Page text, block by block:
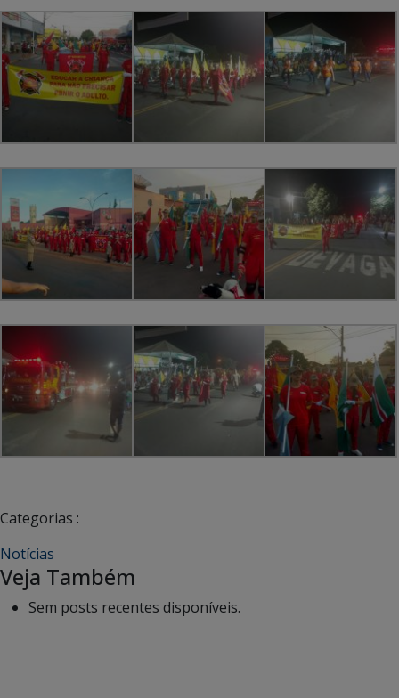
Categorias :
Notícias
Veja Também
Sem posts recentes disponíveis.